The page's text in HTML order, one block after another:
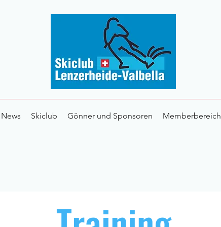
News Skiclub Gönner und Sponsoren Memberbereich